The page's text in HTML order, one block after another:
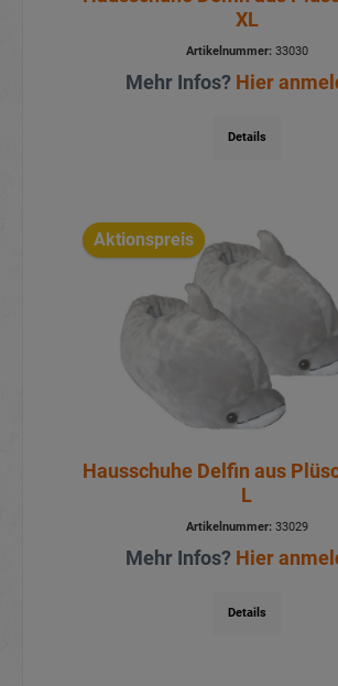
XL
Artikelnummer:33030
Mehr Infos? Hier
Details
Aktionspreis
Hausschuhe Delfin aus
L
Artikelnummer:33029
Mehr Infos? Hier
Details